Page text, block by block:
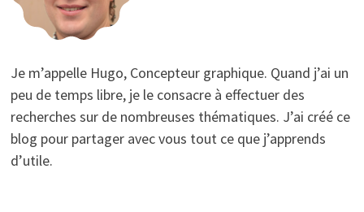
Je m’appelle Hugo, Concepteur graphique. Quand j’ai un
peu de temps libre, je le consacre à effectuer des
recherches sur de nombreuses thématiques. J’ai créé ce
blog pour partager avec vous tout ce que j’apprends
d’utile.